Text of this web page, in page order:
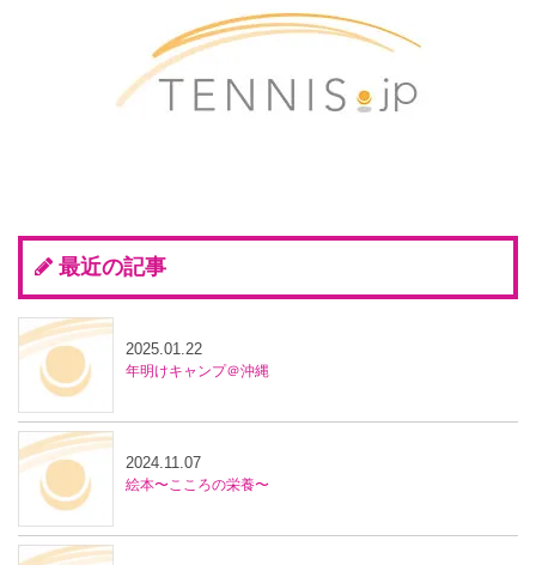
最近の記事
年明けキャンプ＠沖縄
2025.01.22
絵本〜こころの栄養〜
2024.11.07